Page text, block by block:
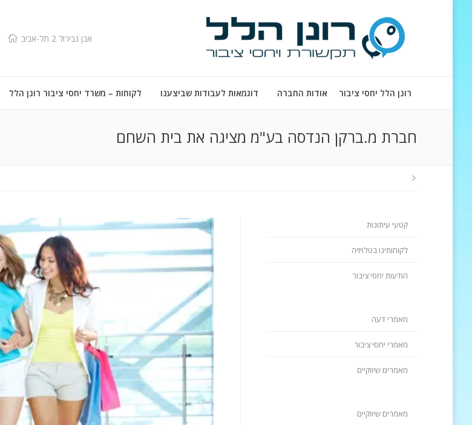
אבן גבירול 2 תל-אביב
רונן הלל יחסי ציבור אודות החברה דוגמאות לעבודות שביצענו לקוחות – משרד יחסי ציבור רונן הלל
חברת מ.ברקן הנדסה בע"מ מציגה את בית השחם
קטעי עיתונות
לקוחותינו בטלויזיה
הודעות יחסי ציבור
מאמרי דעה
מאמרי יחסי ציבור
מאמרים שיווקיים
מאמרים שיווקיים